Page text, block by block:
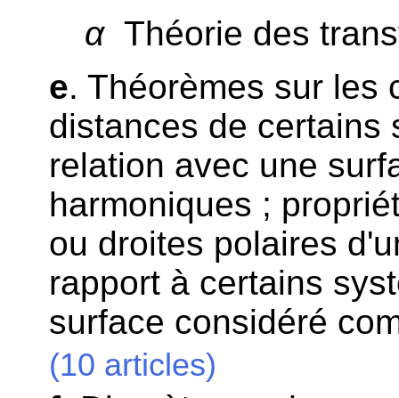
αThéorie des
e. Théorèmes sur les
distances de certains
relation avec une
harmoniques ;
ou droites polaires
rapport à certains
surface considéré
(10 articles)